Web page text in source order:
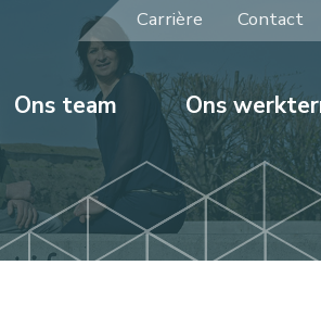
Carrière Contact
Ons team Ons